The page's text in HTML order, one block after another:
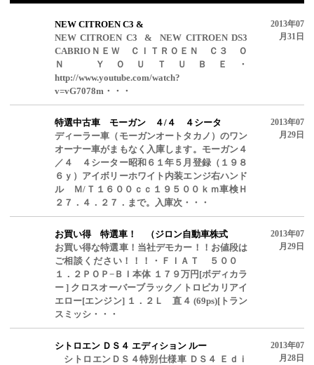
NEW CITROEN C3 &
NEW CITROEN C3 & NEW CITROEN DS3
CABRIOＮＥＷ ＣＩＴＲＯＥＮ Ｃ３ Ｏ
Ｎ ＹＯＵＴＵＢＥ・
http://www.youtube.com/watch?
v=vG7078m・・・
2013年07
月31日
特選中古車 モーガン ４/４ ４シータ
ディーラー車（モーガンオートタカノ）のワン
オーナー車がまもなく入庫します。モーガン４
／４ ４シーター昭和６１年５月登録（１９８
６ｙ）アイボリーホワイト内装エンジ右ハンド
ル Ｍ/Ｔ１６００ｃｃ１９５００ｋｍ車検Ｈ
２７．４．２７．まで。入庫次・・・
2013年07
月29日
お買い得 特選車！ （ジロン自動車株式
お買い得な特選車！当社デモカー！！お値段は
ご相談ください！！！・ＦＩＡＴ ５００
１．２ＰＯＰ−ＢＩ本体 １７９万円[ボディカラ
ー ] クロスオーバーブラック／トロピカリアイ
エロー[エンジン] １．２Ｌ 直４ (69ps)[トラン
スミッシ・・・
2013年07
月29日
シトロエン ＤＳ４ エディション ルー
シトロエンＤＳ４特別仕様車 ＤＳ４ Ｅｄｉ
2013年07
月28日